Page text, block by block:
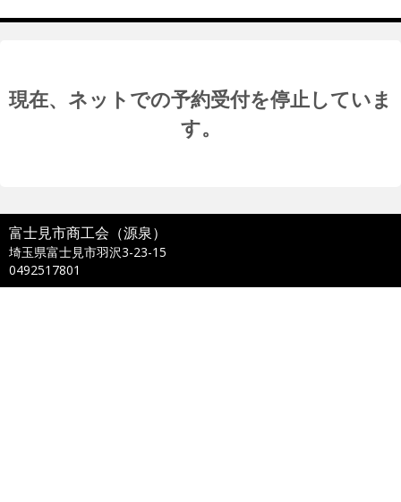
現在、ネットでの予約受付を停止していま
す。
富士見市商工会（源泉）
埼玉県富士見市羽沢3-23-15
0492517801